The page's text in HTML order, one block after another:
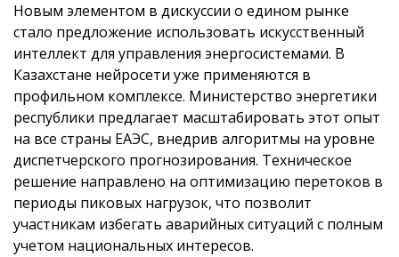
Новым элементом в дискуссии о едином рынке
стало предложение использовать искусственный
интеллект для управления энергосистемами. В
Казахстане нейросети уже применяются в
профильном комплексе. Министерство энергетики
республики предлагает масштабировать этот опыт
на все страны ЕАЭС, внедрив алгоритмы на уровне
диспетчерского прогнозирования. Техническое
решение направлено на оптимизацию перетоков в
периоды пиковых нагрузок, что позволит
участникам избегать аварийных ситуаций с полным
учетом национальных интересов.